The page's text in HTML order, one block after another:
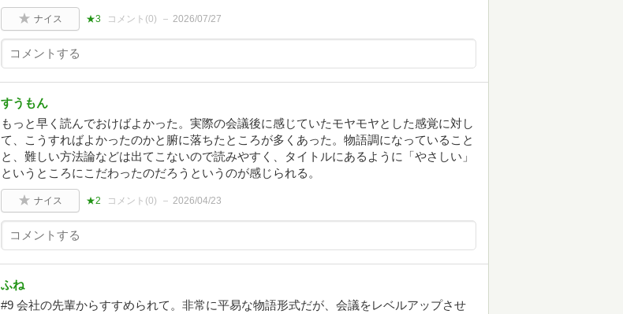
ナイス ★3 コメント(0) 2026/07/27
すうもん
もっと早く読んでおけばよかった。実際の会議後に感じていたモヤモヤとした感覚に対し
て、こうすればよかったのかと腑に落ちたところが多くあった。物語調になっていること
と、難しい方法論などは出てこないので読みやすく、タイトルにあるように「やさしい」
というところにこだわったのだろうというのが感じられる。
ナイス ★2 コメント(0) 2026/04/23
ふね
#9 会社の先輩からすすめられて。非常に平易な物語形式だが、会議をレベルアップさせ